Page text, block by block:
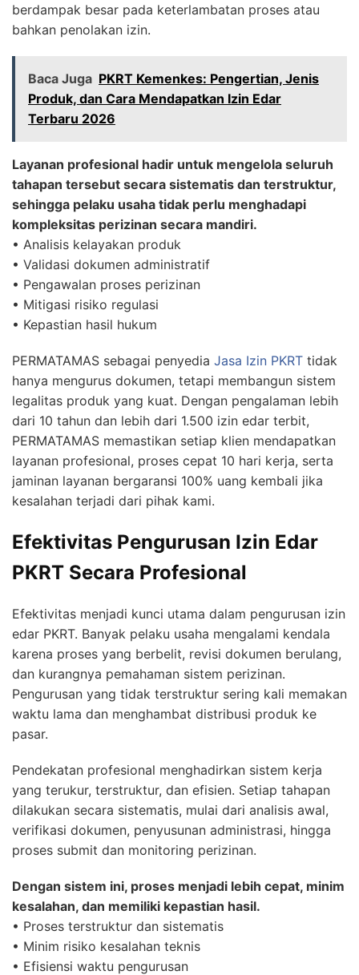
berdampak besar pada keterlambatan proses atau
bahkan penolakan izin.
Baca Juga PKRT Kemenkes: Pengertian, Jenis
Produk, dan Cara Mendapatkan Izin Edar
Terbaru 2026
Layanan profesional hadir untuk mengelola seluruh
tahapan tersebut secara sistematis dan terstruktur,
sehingga pelaku usaha tidak perlu menghadapi
kompleksitas perizinan secara mandiri.
• Analisis kelayakan produk
• Validasi dokumen administratif
• Pengawalan proses perizinan
• Mitigasi risiko regulasi
• Kepastian hasil hukum
PERMATAMAS sebagai penyedia Jasa Izin PKRT tidak
hanya mengurus dokumen, tetapi membangun sistem
legalitas produk yang kuat. Dengan pengalaman lebih
dari 10 tahun dan lebih dari 1.500 izin edar terbit,
PERMATAMAS memastikan setiap klien mendapatkan
layanan profesional, proses cepat 10 hari kerja, serta
jaminan layanan bergaransi 100% uang kembali jika
kesalahan terjadi dari pihak kami.
Efektivitas Pengurusan Izin Edar
PKRT Secara Profesional
Efektivitas menjadi kunci utama dalam pengurusan izin
edar PKRT. Banyak pelaku usaha mengalami kendala
karena proses yang berbelit, revisi dokumen berulang,
dan kurangnya pemahaman sistem perizinan.
Pengurusan yang tidak terstruktur sering kali memakan
waktu lama dan menghambat distribusi produk ke
pasar.
Pendekatan profesional menghadirkan sistem kerja
yang terukur, terstruktur, dan efisien. Setiap tahapan
dilakukan secara sistematis, mulai dari analisis awal,
verifikasi dokumen, penyusunan administrasi, hingga
proses submit dan monitoring perizinan.
Dengan sistem ini, proses menjadi lebih cepat, minim
kesalahan, dan memiliki kepastian hasil.
• Proses terstruktur dan sistematis
• Minim risiko kesalahan teknis
• Efisiensi waktu pengurusan